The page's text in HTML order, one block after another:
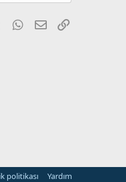
Tumblr WhatsApp
E-posta
politikası
Yardım